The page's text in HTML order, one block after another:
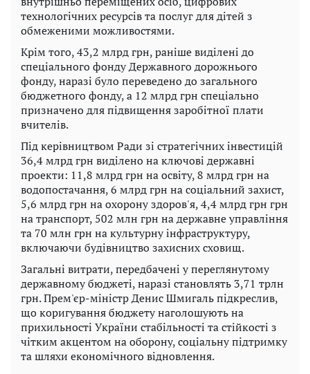
технологічних ресурсів та послуг для дітей з
обмеженими можливостями.
Крім того, 43,2 млрд грн, раніше виділені до
спеціального фонду Державного дорожнього
фонду, наразі було переведено до загального
бюджетного фонду, а 12 млрд грн спеціально
призначено для підвищення заробітної плати
вчителів.
Під керівництвом Ради зі стратегічних інвестицій
36,4 млрд грн виділено на ключові державні
проекти: 11,8 млрд грн на освіту, 8 млрд грн на
водопостачання, 6 млрд грн на соціальний захист,
5,6 млрд грн на охорону здоров'я, 4,4 млрд грн грн
на транспорт, 502 млн грн на державне управління
та 70 млн грн на культурну інфраструктуру,
включаючи будівництво захисних сховищ.
Загальні витрати, передбачені у переглянутому
державному бюджеті, наразі становлять 3,71 трлн
грн. Прем'єр-міністр Денис Шмигаль підкреслив,
що коригування бюджету наголошують на
прихильності України стабільності та стійкості з
чітким акцентом на оборону, соціальну підтримку
та шляхи економічного відновлення.